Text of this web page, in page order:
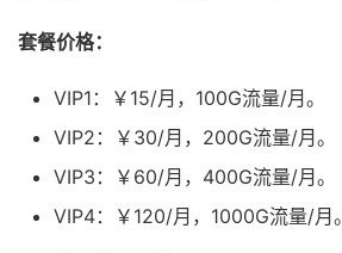
套餐价格：
VIP1：￥15/月，100G流量/月。
VIP2：￥30/月，200G流量/月。
VIP3：￥60/月，400G流量/月。
VIP4：￥120/月，1000G流量/月。